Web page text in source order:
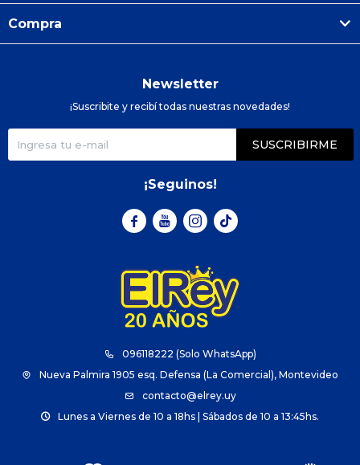
096118222 (Solo WhatsApp)
Nueva Palmira 1905 esq. Defensa (La Comercial), Montevideo
contacto@elrey.uy
Lunes a Viernes de 10 a 18hs | Sábados de 10 a 13:45hs.
Compra
Newsletter
¡Suscribite y recibí todas nuestras novedades!
SUSCRIBIRME
¡Seguinos!
  